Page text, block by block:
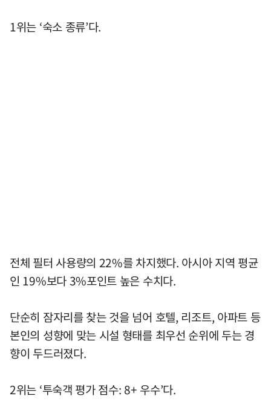
1위는 ‘숙소 종류’다.
전체 필터 사용량의 22%를 차지했다. 아시아 지역 평균
인 19%보다 3%포인트 높은 수치다.
단순히 잠자리를 찾는 것을 넘어 호텔, 리조트, 아파트 등
본인의 성향에 맞는 시설 형태를 최우선 순위에 두는 경
향이 두드러졌다.
2위는 ‘투숙객 평가 점수: 8+ 우수’다.